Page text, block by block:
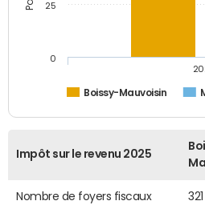
Boissy-Mauvoisin
0
25
Impôt sur le revenu 2025
Nombre de foyers fiscaux 321